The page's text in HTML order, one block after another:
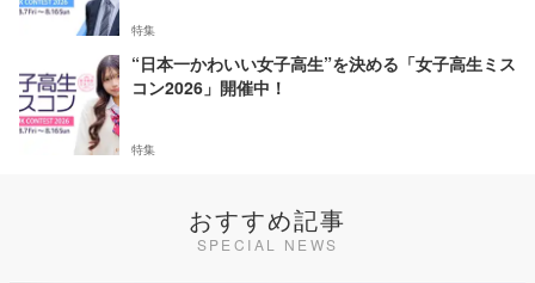
特集
“日本一かわいい女子高生”を決める「女子高生ミス
コン2026」開催中！
特集
おすすめ記事
SPECIAL NEWS